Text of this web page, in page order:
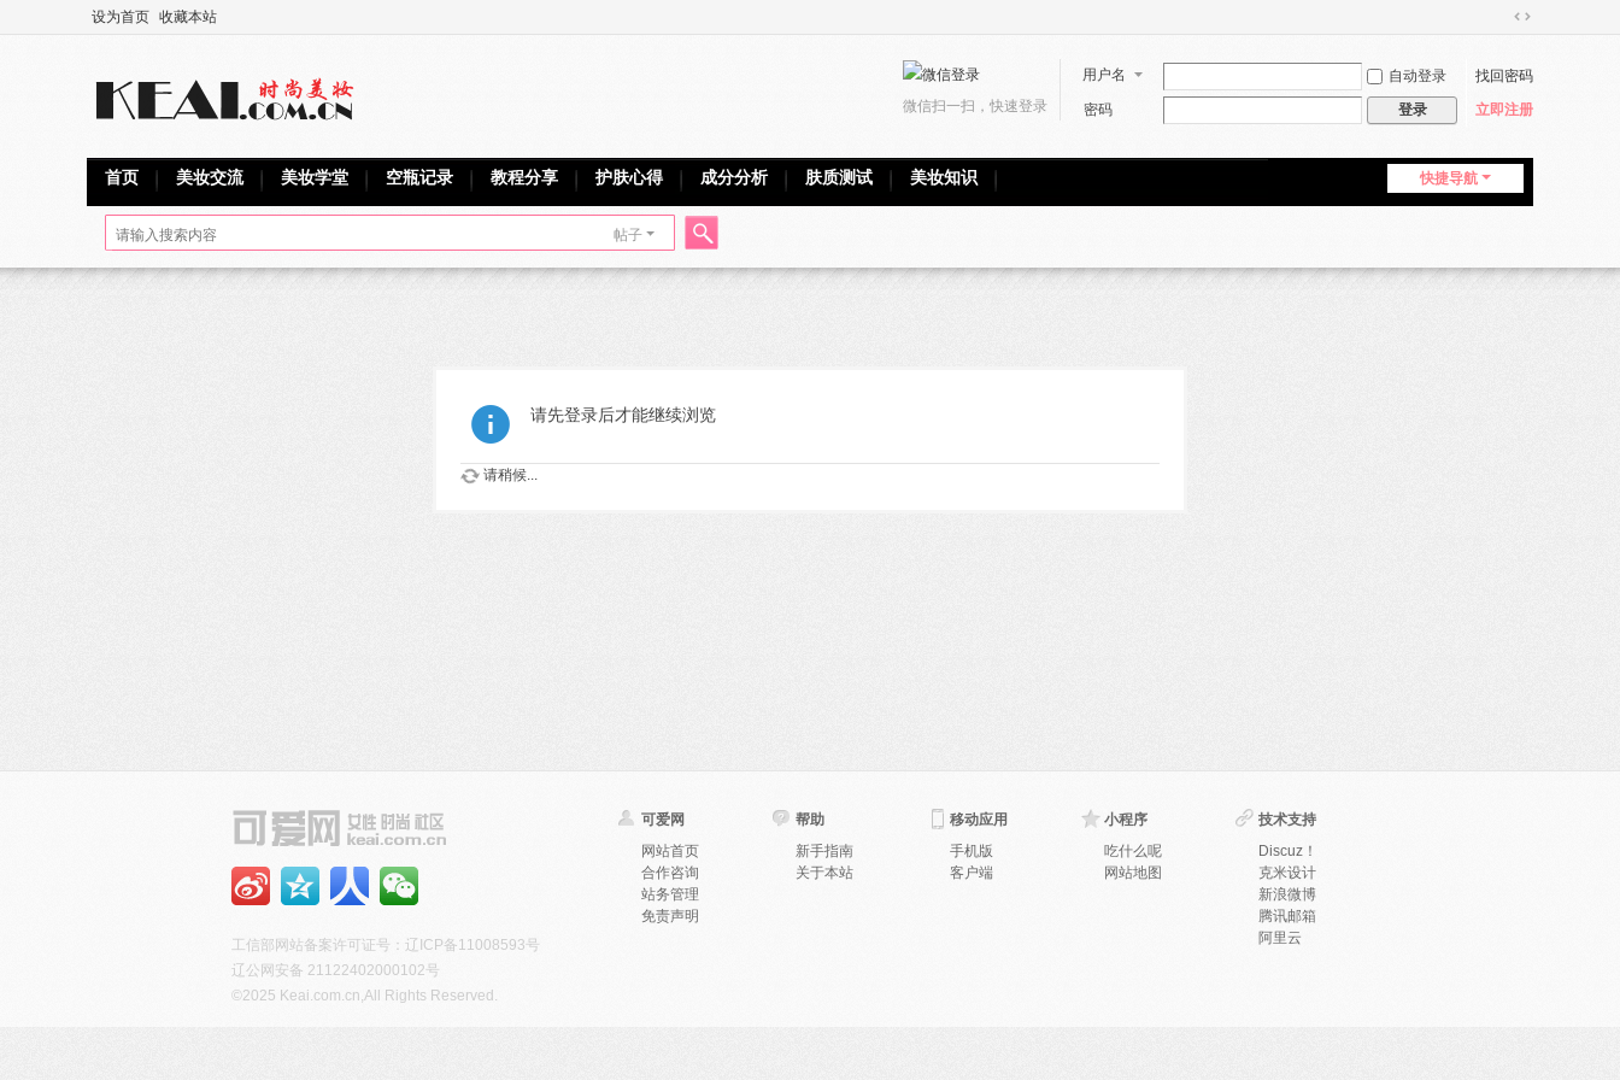
设为首页 收藏本站
切
到
宽
用户名 自动登录
找回密码
密码
登录 立即注册
微信扫一扫，快速登录
快捷导航
首页 美妆交流 美妆学堂 空瓶记录 教程分享 护肤心得 成分分析 肤质测试 美妆知识
帖子
搜
请先登录后才能继续浏览
请稍候...
工信部网站备案许可证号： 辽ICP备11008593号
辽公网安备 21122402000102号
©2025 Keai.com.cn,All Rights Reserved.
可爱网
网站首页
合作咨询
站务管理
免责声明
帮助
新手指南
关于本站
移动应用
手机版
客户端
小程序
吃什么呢
网站地图
技术支持
Discuz！
克米设计
新浪微博
腾讯邮箱
阿里云